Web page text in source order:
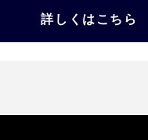
詳しくはこちら